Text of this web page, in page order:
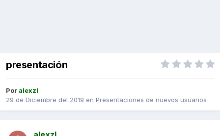
presentación
Poralexzl
29 de Diciembre del 2019 en Presentaciones de nuevos usuarios